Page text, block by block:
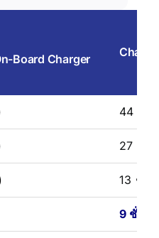
Board Charger
44 ชั่ว
27 ชั่ว
13 ชั่ว
9 ชั่วโ